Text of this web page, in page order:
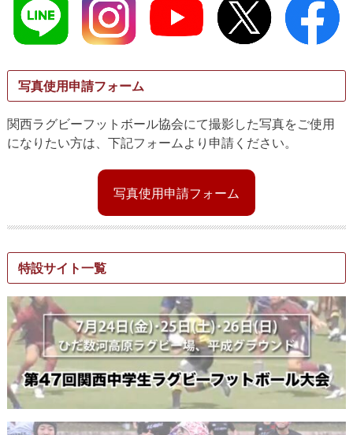
写真使用申請フォーム
関西ラグビーフットボール協会にて撮影した写真をご使用
になりたい方は、下記フォームより申請ください。
写真使用申請フォーム
特設サイト一覧